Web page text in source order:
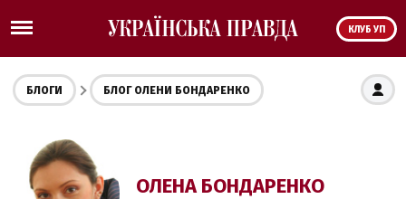
КЛУБ УП
БЛОГИ БЛОГ ОЛЕНИ БОНДАРЕНКО
ОЛЕНА БОНДАРЕНКО